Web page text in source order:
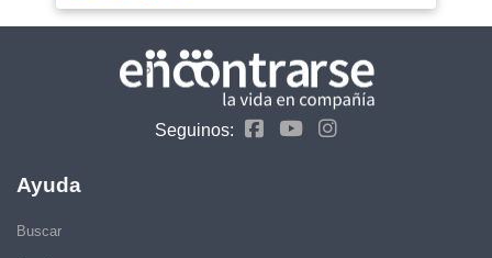
Seguinos:
Ayuda
Buscar